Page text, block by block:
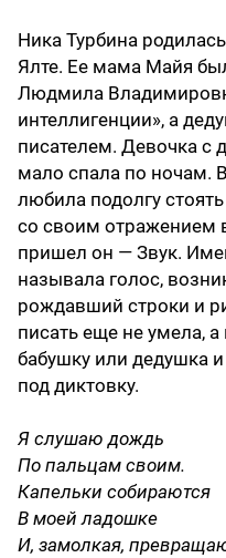
Ника Турбина
Ялте. Ее мама Майя
Людмила
интеллигенции», а
писателем. Девочка с
мало спала по ночам.
любила подолгу
со своим отражением
пришел он — Звук.
называла голос,
рождавший строки и
писать еще не умела,
бабушку или дедушка
под диктовку.
Я слушаю дождь
По пальцам своим.
Капельки собираются
В моей ладошке
И, замолкая,